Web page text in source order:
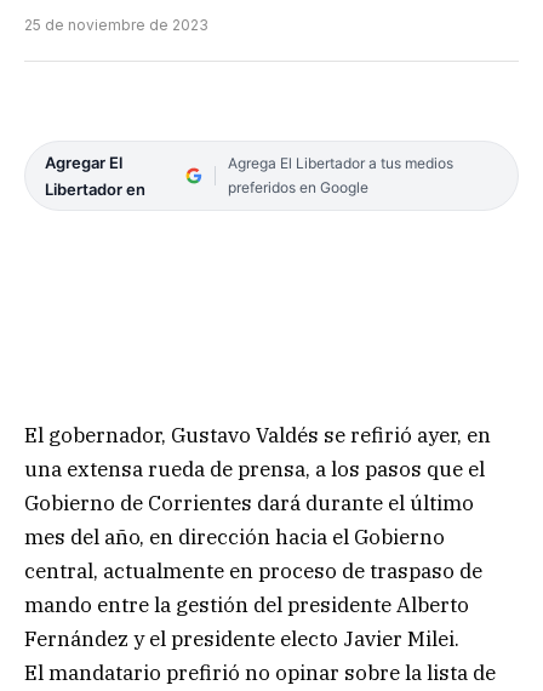
25 de noviembre de 2023
Agregar El
Libertador en
Agrega El Libertador a tus medios
preferidos en Google
El gobernador, Gustavo Valdés se refirió ayer, en
una extensa rueda de prensa, a los pasos que el
Gobierno de Corrientes dará durante el último
mes del año, en dirección hacia el Gobierno
central, actualmente en proceso de traspaso de
mando entre la gestión del presidente Alberto
Fernández y el presidente electo Javier Milei.
El mandatario prefirió no opinar sobre la lista de